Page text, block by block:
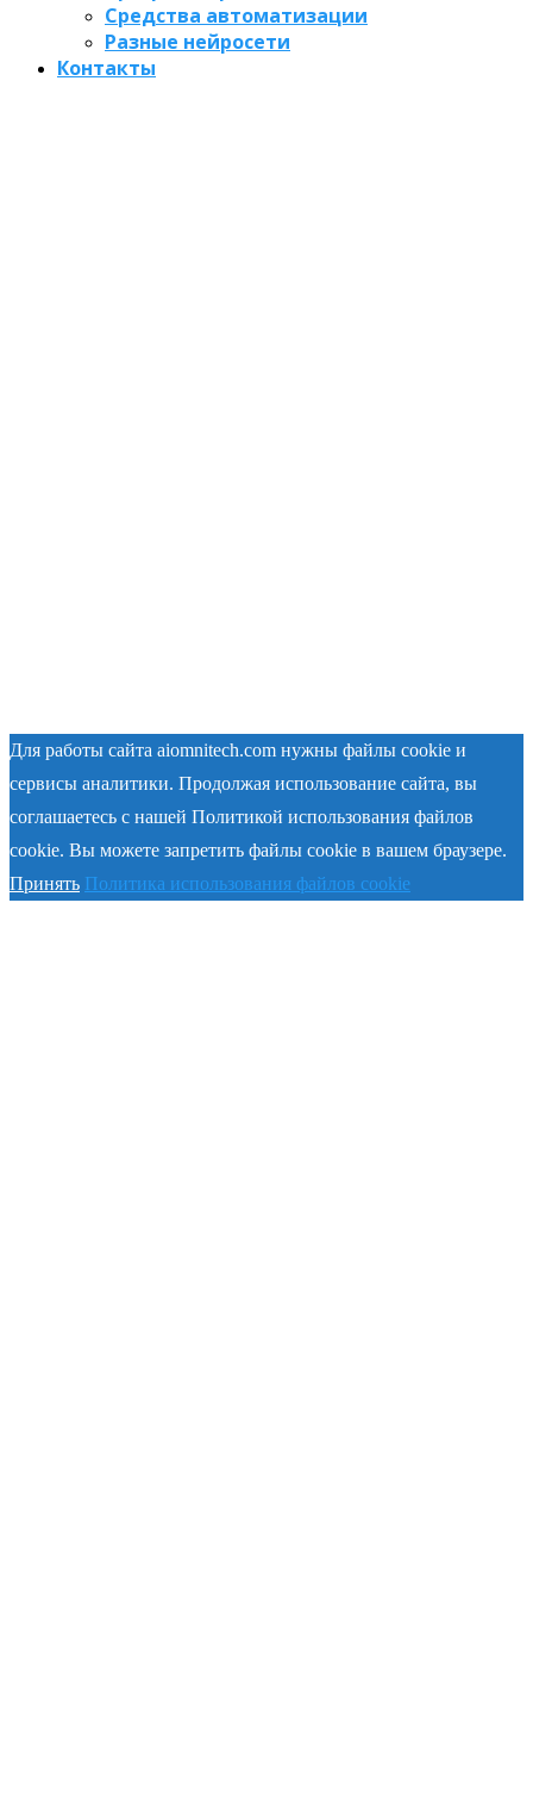
Средства автоматизации
Разные нейросети
Контакты
Для работы сайта aiomnitech.com нужны файлы cookie и
сервисы аналитики. Продолжая использование сайта, вы
соглашаетесь с нашей Политикой использования файлов
cookie. Вы можете запретить файлы cookie в вашем браузере.
Принять Политика использования файлов cookie